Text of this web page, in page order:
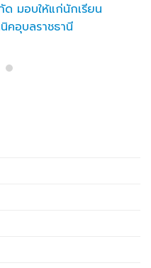
มอบให้แก่นักเรียน
คอุบลราชธานี